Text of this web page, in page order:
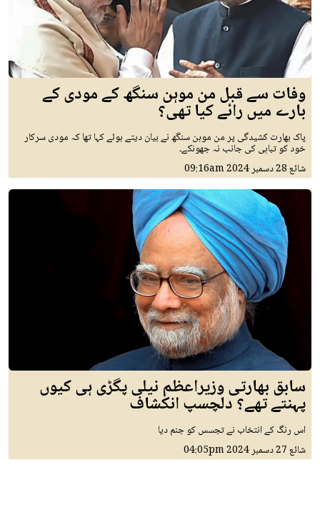
وفات سے قبل من موہن سنگھ کے مودی کے
بارے میں رائے کیا تھی؟
پاک بھارت کشیدگی پر من موہن سنگھ نے بیان دیتے ہوئے کہا تھا کہ مودی سرکار
خود کو تباہی کی جانب نہ جھونکے۔
شائع28 دسمبر 2024 09:16am
سابق بھارتی وزیراعظم نیلی پگڑی ہی کیوں
پہنتے تھے؟ دلچسپ انکشاف
اس رنگ کے انتخاب نے تجسس کو جنم دیا
شائع27 دسمبر 2024 04:05pm